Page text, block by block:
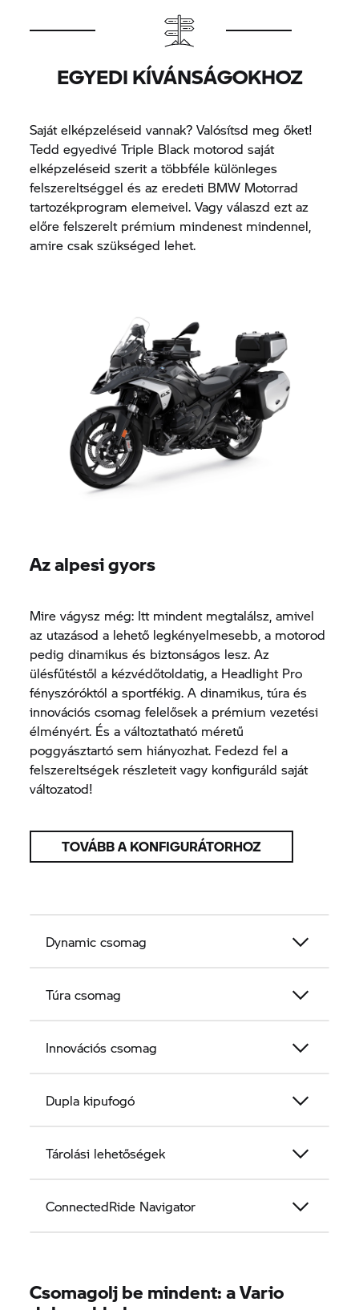
EGYEDI KÍVÁNSÁGOKHOZ
Saját elképzeléseid vannak? Valósítsd meg őket!
Tedd egyedivé Triple Black motorod saját
elképzeléseid szerit a többféle különleges
felszereltséggel és az eredeti BMW Motorrad
tartozékprogram elemeivel. Vagy válaszd ezt az
előre felszerelt prémium mindenest mindennel,
amire csak szükséged lehet.
Az alpesi gyors
Mire vágysz még: Itt mindent megtalálsz, amivel
az utazásod a lehető legkényelmesebb, a motorod
pedig dinamikus és biztonságos lesz. Az
ülésfűtéstől a kézvédőtoldatig, a Headlight Pro
fényszóróktól a sportfékig. A dinamikus, túra és
innovációs csomag felelősek a prémium vezetési
élményért. És a változtatható méretű
poggyásztartó sem hiányozhat. Fedezd fel a
felszereltségek részleteit vagy konfiguráld saját
változatod!
TOVÁBB A KONFIGURÁTORHOZ
Dynamic csomag
Túra csomag
Innovációs csomag
Dupla kipufogó
Tárolási lehetőségek
ConnectedRide Navigator
Csomagolj be mindent: a Vario